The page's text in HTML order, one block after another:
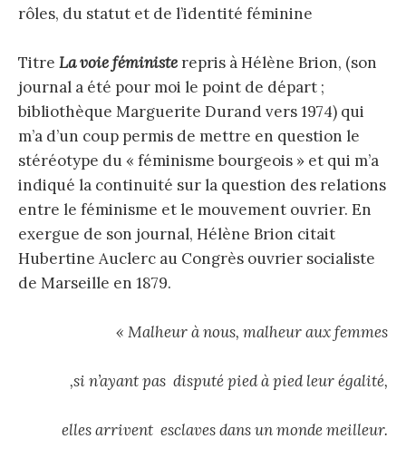
rôles, du statut et de l’identité féminine
Titre La voie féministe repris à Hélène Brion, (son
journal a été pour moi le point de départ ;
bibliothèque Marguerite Durand vers 1974) qui
m’a d’un coup permis de mettre en question le
stéréotype du « féminisme bourgeois » et qui m’a
indiqué la continuité sur la question des relations
entre le féminisme et le mouvement ouvrier. En
exergue de son journal, Hélène Brion citait
Hubertine Auclerc au Congrès ouvrier socialiste
de Marseille en 1879.
« Malheur à nous, malheur aux femmes
,si n’ayant pas disputé pied à pied leur égalité,
elles arrivent esclaves dans un monde meilleur.